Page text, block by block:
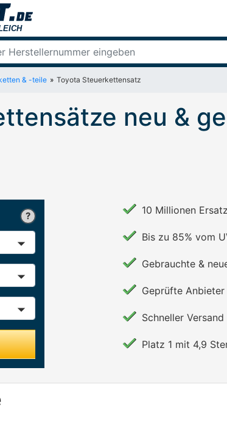
& -teile Toyota Steuerkettensatz
neu &
10 Millionen
Bis zu 85% vom
Gebrauchte &
Geprüfte
Schneller Versand
Platz 1 mit 4,9